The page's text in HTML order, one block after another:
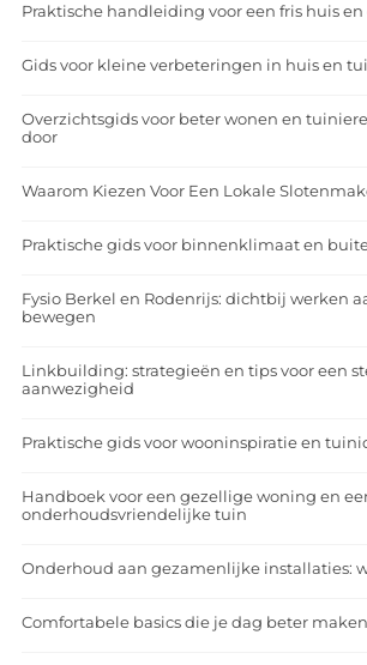
Praktische handleiding voor een fris huis
Gids voor kleine verbeteringen in huis en
Overzichtsgids voor beter wonen en
door
Waarom Kiezen Voor Een Lokale
Praktische gids voor binnenklimaat en
Fysio Berkel en Rodenrijs: dichtbij werken
bewegen
Linkbuilding: strategieën en tips voor een
aanwezigheid
Praktische gids voor wooninspiratie en
Handboek voor een gezellige woning en
onderhoudsvriendelijke tuin
Onderhoud aan gezamenlijke installaties:
Comfortabele basics die je dag beter maken